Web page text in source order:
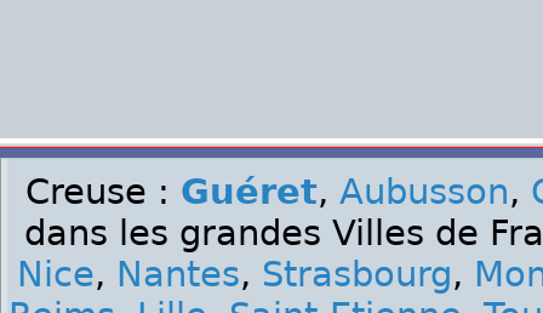
Creuse : Guéret, Aubusson,
dans les grandes Villes de
Nice, Nantes, Strasbourg,